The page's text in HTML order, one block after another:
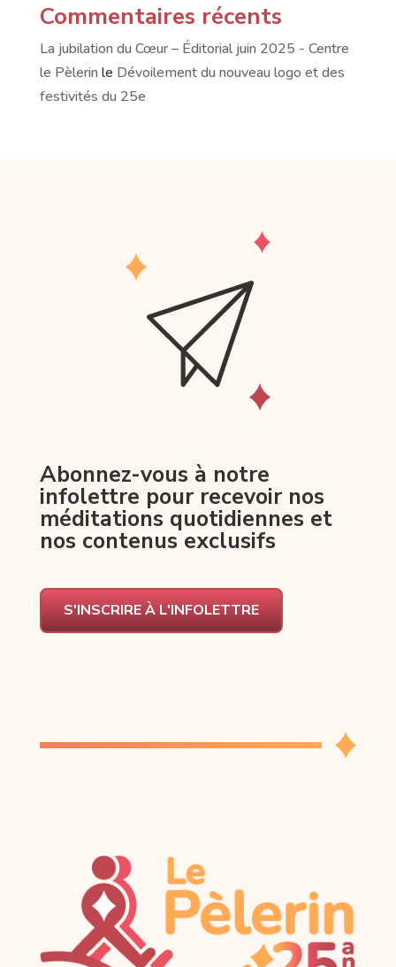
Commentaires récents
La jubilation du Cœur – Éditorial juin 2025 - Centre
le Pèlerin le Dévoilement du nouveau logo et des
festivités du 25e
Abonnez-vous à notre
infolettre pour recevoir nos
méditations quotidiennes et
nos contenus exclusifs
S'INSCRIRE À L'INFOLETTRE